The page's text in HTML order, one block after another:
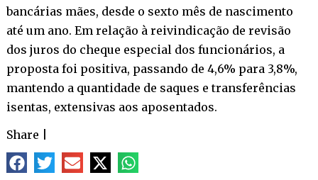
bancárias mães, desde o sexto mês de nascimento
até um ano. Em relação à reivindicação de revisão
dos juros do cheque especial dos funcionários, a
proposta foi positiva, passando de 4,6% para 3,8%,
mantendo a quantidade de saques e transferências
isentas, extensivas aos aposentados.
Share